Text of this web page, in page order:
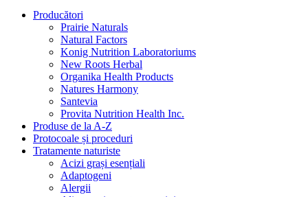
Producători
Prairie Naturals
Natural Factors
Konig Nutrition Laboratoriums
New Roots Herbal
Organika Health Products
Natures Harmony
Santevia
Provita Nutrition Health Inc.
Produse de la A-Z
Protocoale și proceduri
Tratamente naturiste
Acizi grași esențiali
Adaptogeni
Alergii